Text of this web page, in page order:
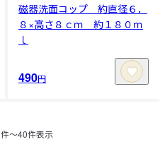
磁器洗面コップ 約直径６．
８×高さ８ｃｍ 約１８０ｍ
ｌ
490円
件〜40件表示